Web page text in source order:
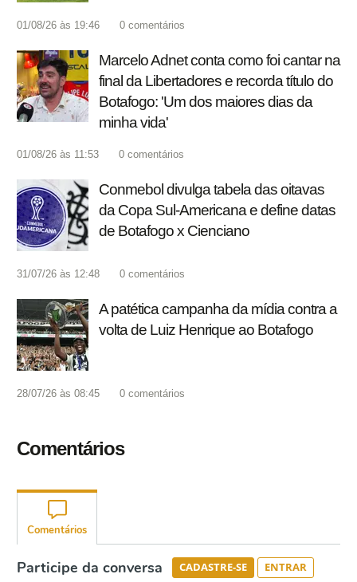
01/08/26 às 19:46 0 comentários
Marcelo Adnet conta como foi cantar na
final da Libertadores e recorda título do
Botafogo: 'Um dos maiores dias da
minha vida'
01/08/26 às 11:53 0 comentários
Conmebol divulga tabela das oitavas
da Copa Sul-Americana e define datas
de Botafogo x Cienciano
31/07/26 às 12:48 0 comentários
A patética campanha da mídia contra a
volta de Luiz Henrique ao Botafogo
28/07/26 às 08:45 0 comentários
Comentários